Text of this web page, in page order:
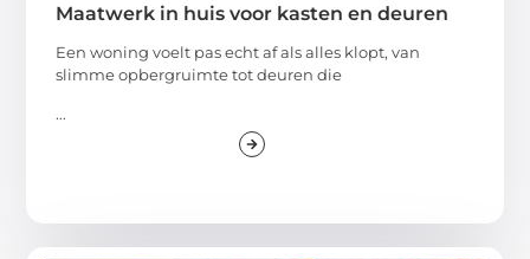
Maatwerk in huis voor kasten en deuren
Een woning voelt pas echt af als alles klopt, van
slimme opbergruimte tot deuren die
...